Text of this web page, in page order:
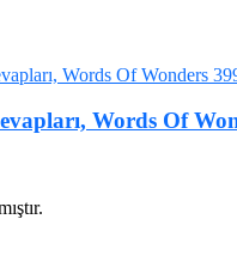
Words Of